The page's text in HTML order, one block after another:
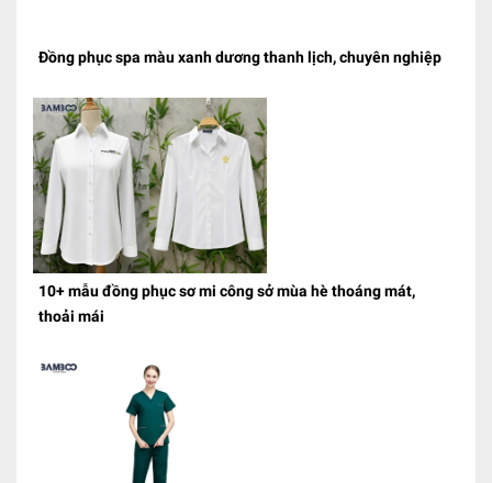
Đồng phục spa màu xanh dương thanh lịch, chuyên nghiệp
10+ mẫu đồng phục sơ mi công sở mùa hè thoáng mát,
thoải mái